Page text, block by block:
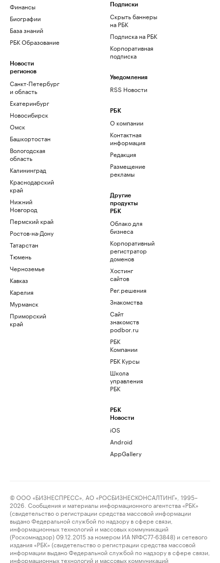
Финансы
Биографии
База знаний
РБК Образование
Новости
регионов
Санкт-Петербург
и область
Екатеринбург
Новосибирск
Омск
Башкортостан
Вологодская
область
Калининград
Краснодарский
край
Нижний
Новгород
Пермский край
Ростов-на-Дону
Татарстан
Тюмень
Черноземье
Кавказ
Карелия
Мурманск
Приморский
край
Подписки
Скрыть баннеры
на РБК
Подписка на РБК
Корпоративная
подписка
Уведомления
RSS Новости
РБК
О компании
Контактная
информация
Редакция
Размещение
рекламы
Другие
продукты
РБК
Облако для
бизнеса
Корпоративный
регистратор
доменов
Хостинг
сайтов
Рег.решения
Знакомства
Сайт
знакомств
podbor.ru
РБК
Компании
РБК Курсы
Школа
управления
РБК
РБК
Новости
iOS
Android
AppGallery
© ООО «БИЗНЕСПРЕСС», АО «РОСБИЗНЕСКОНСАЛТИНГ», 1995–
2026. Сообщения и материалы информационного агентства «РБК»
(свидетельство о регистрации средства массовой информации
выдано Федеральной службой по надзору в сфере связи,
информационных технологий и массовых коммуникаций
(Роскомнадзор) 09.12.2015 за номером ИА №ФС77-63848) и сетевого
издания «РБК» (свидетельство о регистрации средства массовой
информации выдано Федеральной службой по надзору в сфере связи,
информационных технологий и массовых коммуникаций